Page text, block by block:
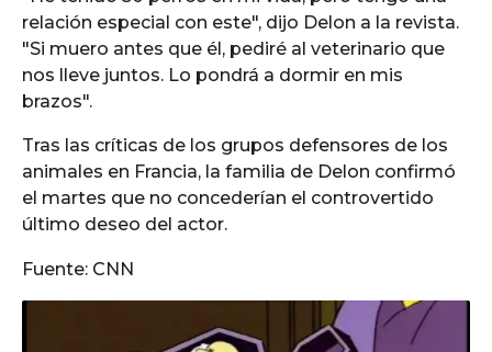
relación especial con este", dijo Delon a la revista.
"Si muero antes que él, pediré al veterinario que
nos lleve juntos. Lo pondrá a dormir en mis
brazos".
Tras las críticas de los grupos defensores de los
animales en Francia, la familia de Delon confirmó
el martes que no concederían el controvertido
último deseo del actor.
Fuente: CNN